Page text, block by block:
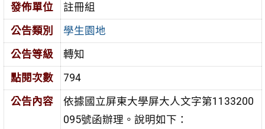
發佈單位
註冊組
公告類別
學生園地
公告等級
轉知
點閱次數
794
公告內容
依據國立屏東大學屏大人文字第1133200
095號函辦理。說明如下：